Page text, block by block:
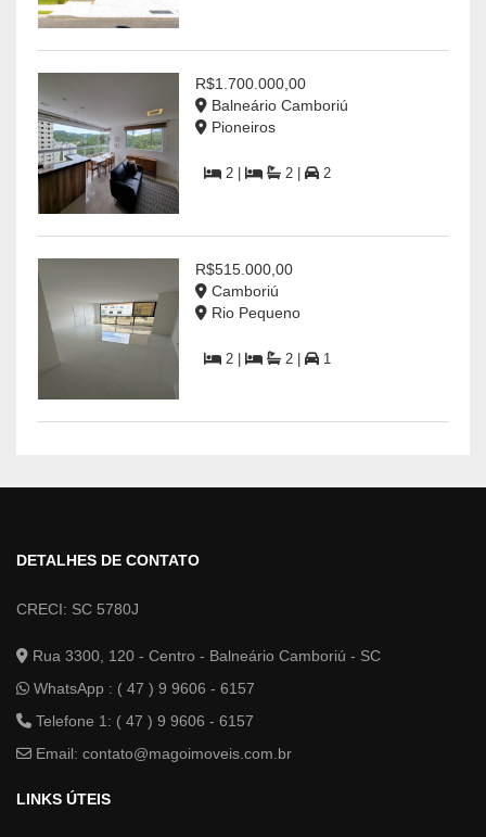
R$1.700.000,00
Balneário Camboriú
Pioneiros
2 | 2 | 2
R$515.000,00
Camboriú
Rio Pequeno
2 | 2 | 1
DETALHES DE CONTATO
CRECI: SC 5780J
Rua 3300, 120 - Centro - Balneário Camboriú - SC
WhatsApp : ( 47 ) 9 9606 - 6157
Telefone 1: ( 47 ) 9 9606 - 6157
Email: contato@magoimoveis.com.br
LINKS ÚTEIS